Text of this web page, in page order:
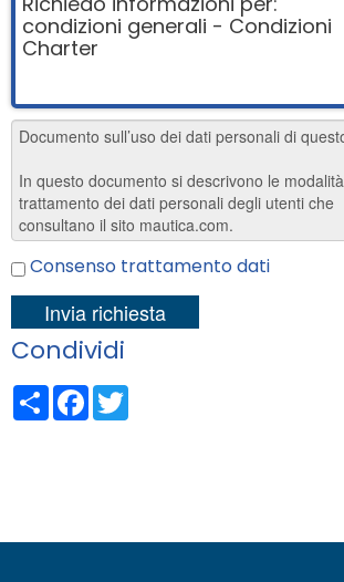
Consenso trattamento dati
Condividi
ShareFacebook